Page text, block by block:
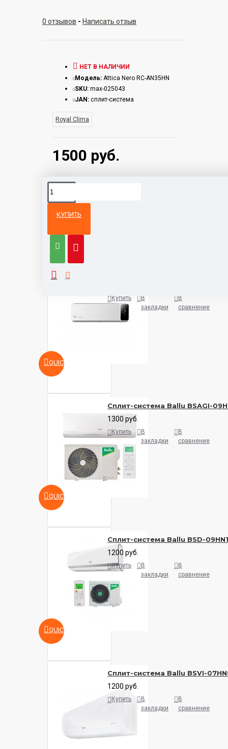
0 отзывов - Написать отзыв
1500 руб.
НЕТ В НАЛИЧИИ
Модель: Attica Nero RC-AN35HN
SKU: max-025043
JAN: сплит-система
Royal Clima
КУПИТЬ
категории
QUICKVIEW
Купить
В
закладки
В
сравнение
QUICKVIEW
Сплит-система Ballu BSAGI-
1300 руб.
Купить
В
закладки
В
сравнение
QUICKVIEW
Сплит-система Ballu BSD-09HN1
1200 руб.
Купить
В
закладки
В
сравнение
Сплит-система Ballu BSVI-
1200 руб.
Купить
В
закладки
В
сравнение